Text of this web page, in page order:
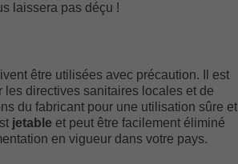
laissera pas déçu !
être utilisées avec précaution. Il est
les directives sanitaires locales et de
du fabricant pour une utilisation sûre et
jetable et peut être facilement éliminé
en vigueur dans votre pays.